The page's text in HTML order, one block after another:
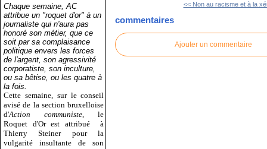
Chaque semaine, AC
attribue un "roquet d'or" à un
journaliste qui n'aura pas
honoré son métier, que ce
soit par sa complaisance
politique envers les forces
de l'argent, son agressivité
corporatiste, son inculture,
ou sa bêtise, ou les quatre à
la fois.
Cette semaine, sur le conseil
avisé de la section bruxelloise
d'Action communiste , le
Roquet d'Or est attribué
à
Thierry Steiner pour la
vulgarité insultante de son
<< Non au racisme et à la
commentaires
Ajouter un commentaire